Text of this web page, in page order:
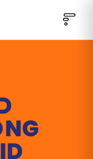
Genesung